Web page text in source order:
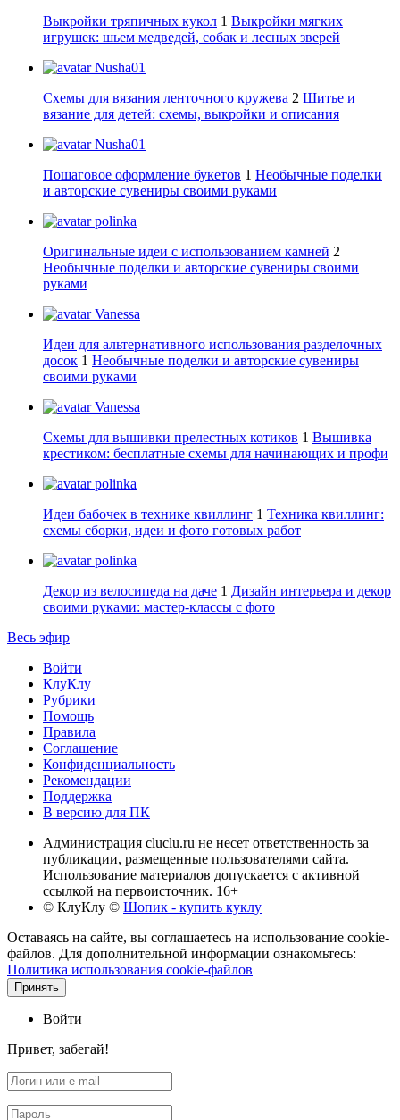
Выкройки тряпичных кукол 1 Выкройки мягких
игрушек: шьем медведей, собак и лесных зверей
Nusha01
Схемы для вязания ленточного кружева 2 Шитье и
вязание для детей: схемы, выкройки и описания
Nusha01
Пошаговое оформление букетов 1 Необычные поделки
и авторские сувениры своими руками
polinka
Оригинальные идеи с использованием камней 2
Необычные поделки и авторские сувениры своими
руками
Vanessa
Идеи для альтернативного использования разделочных
досок 1 Необычные поделки и авторские сувениры
своими руками
Vanessa
Схемы для вышивки прелестных котиков 1 Вышивка
крестиком: бесплатные схемы для начинающих и профи
polinka
Идеи бабочек в технике квиллинг 1 Техника квиллинг:
схемы сборки, идеи и фото готовых работ
polinka
Декор из велосипеда на даче 1 Дизайн интерьера и декор
своими руками: мастер-классы с фото
Весь эфир
Войти
КлуКлу
Рубрики
Помощь
Правила
Соглашение
Конфиденциальность
Рекомендации
Поддержка
В версию для ПК
Администрация cluclu.ru не несет ответственность за
публикации, размещенные пользователями сайта.
Использование материалов допускается с активной
ссылкой на первоисточник. 16+
© КлуКлу © Шопик - купить куклу
Оставаясь на сайте, вы соглашаетесь на использование cookie-
файлов. Для дополнительной информации ознакомьтесь:
Политика использования cookie-файлов
Принять
Войти
Привет, забегай!